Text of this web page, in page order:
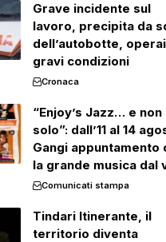
Grave incidente sul
lavoro, precipita da
dell’autobotte,
gravi condizioni
Cronaca
“Enjoy’s Jazz… e non
solo”: dall’11 al 14
Gangi appuntamento
la grande musica dal
Comunicati stampa
Tindari Itinerante, il
territorio diventa